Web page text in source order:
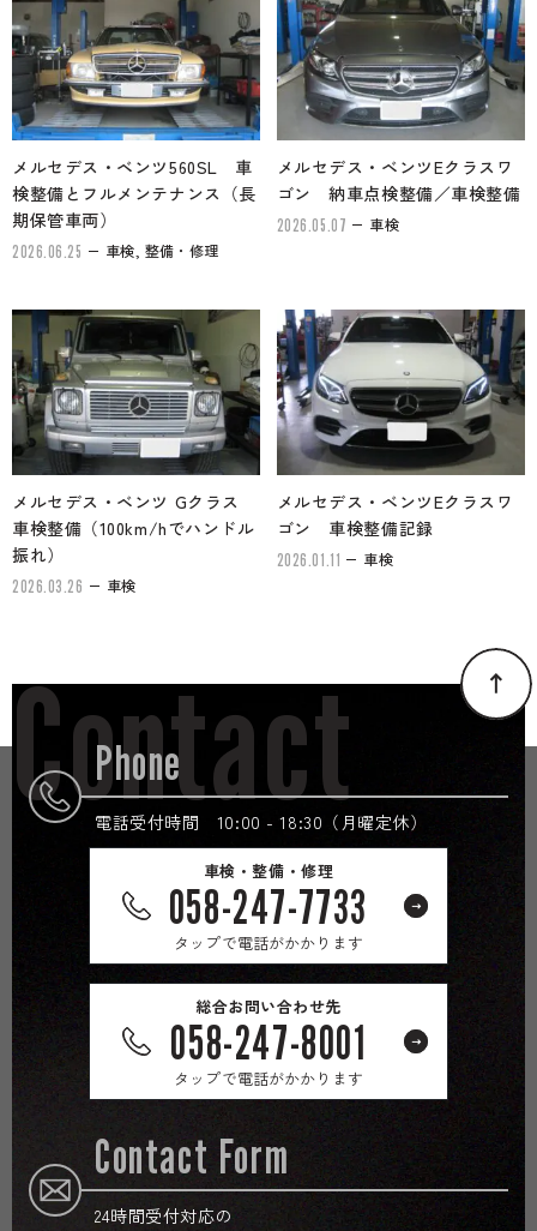
メルセデス・ベンツ560SL 車
検整備とフルメンテナンス（長
期保管車両）
2026.06.25 車検, 整備・修理
メルセデス・ベンツEクラスワ
ゴン 納車点検整備／車検整備
2026.05.07 車検
メルセデス・ベンツ Gクラス
車検整備（100km/hでハンドル
振れ）
2026.03.26 車検
メルセデス・ベンツEクラスワ
ゴン 車検整備記録
2026.01.11 車検
Phone
電話受付時間 10:00 - 18:30（月曜定休）
車検・整備・修理
058-247-7733
タップで電話がかかります
総合お問い合わせ先
058-247-8001
タップで電話がかかります
Contact Form
24時間受付対応の
Contact